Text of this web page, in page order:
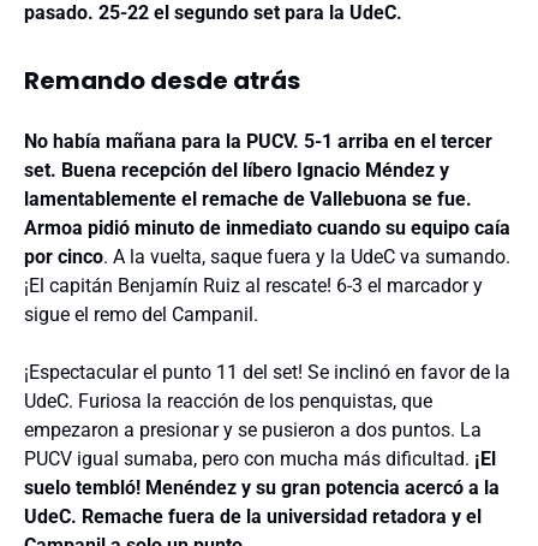
pasado. 25-22 el segundo set para la UdeC.
Remando desde atrás
No había mañana para la PUCV. 5-1 arriba en el tercer
set. Buena recepción del líbero Ignacio Méndez y
lamentablemente el remache de Vallebuona se fue.
Armoa pidió minuto de inmediato cuando su equipo caía
por cinco. A la vuelta, saque fuera y la UdeC va sumando.
¡El capitán Benjamín Ruiz al rescate! 6-3 el marcador y
sigue el remo del Campanil.
¡Espectacular el punto 11 del set! Se inclinó en favor de la
UdeC. Furiosa la reacción de los penquistas, que
empezaron a presionar y se pusieron a dos puntos. La
PUCV igual sumaba, pero con mucha más dificultad. ¡El
suelo tembló! Menéndez y su gran potencia acercó a la
UdeC. Remache fuera de la universidad retadora y el